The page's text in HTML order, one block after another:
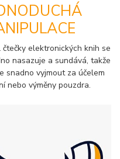
čtečky elektronických knih se
nasazuje a sundává, takže
snadno vyjmout za účelem
nebo výměny pouzdra.